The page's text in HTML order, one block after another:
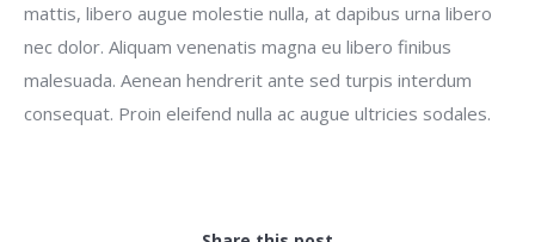
mattis, libero augue molestie nulla, at dapibus urna libero
nec dolor. Aliquam venenatis magna eu libero finibus
malesuada. Aenean hendrerit ante sed turpis interdum
consequat. Proin eleifend nulla ac augue ultricies sodales.